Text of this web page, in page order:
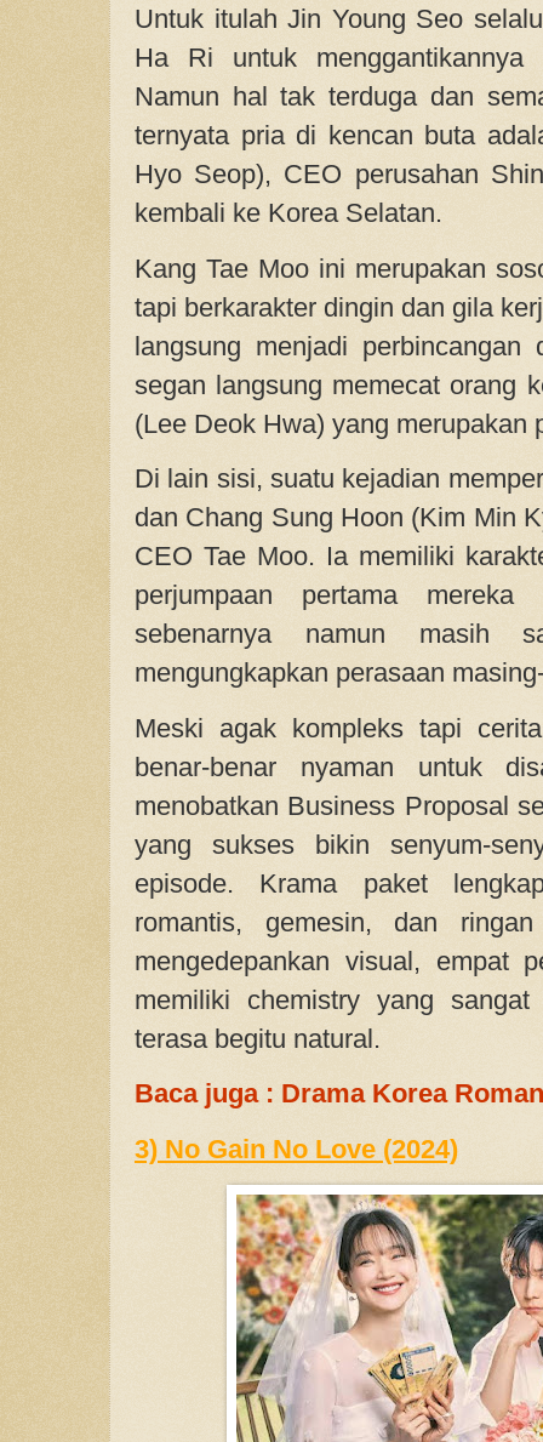
Untuk itulah Jin Young Seo
Ha Ri untuk
Namun hal tak terduga dan
ternyata pria di kencan buta
Hyo Seop), CEO perusahan
kembali ke Korea Selatan.
Kang Tae Moo ini merupakan
tapi berkarakter dingin dan gila
langsung menjadi
segan langsung memecat orang
(Lee Deok Hwa) yang merupakan
Di lain sisi, suatu kejadian
dan Chang Sung Hoon (Kim Min
CEO Tae Moo. Ia memiliki
perjumpaan pertama
sebenarnya namun masih
mengungkapkan perasaan
Meski agak kompleks tapi
benar-benar nyaman untuk
menobatkan Business Proposal
yang sukses bikin senyum-
episode. Krama paket
romantis, gemesin, dan
mengedepankan visual, empat
memiliki chemistry yang
terasa begitu natural.
Baca juga : Drama Korea
3) No Gain No Love (2024)